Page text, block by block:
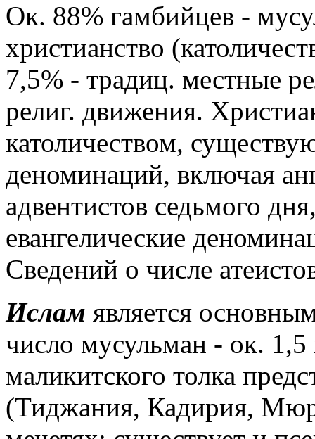
Ок. 88% гамбийцев -
христианство
7,5% - традиц. местные
религ. движения.
католичеством,
деноминаций, включая
адвентистов седьмого
евангелические
Сведений о числе
Ислам является
число мусульман - ок.
маликитского толка
(Тиджания, Кадирия,